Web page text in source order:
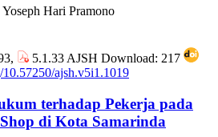
Hari Pramono
5.1.33 AJSH Download: 217
ajsh.v5i1.1019
terhadap Pekerja pada
di Kota Samarinda